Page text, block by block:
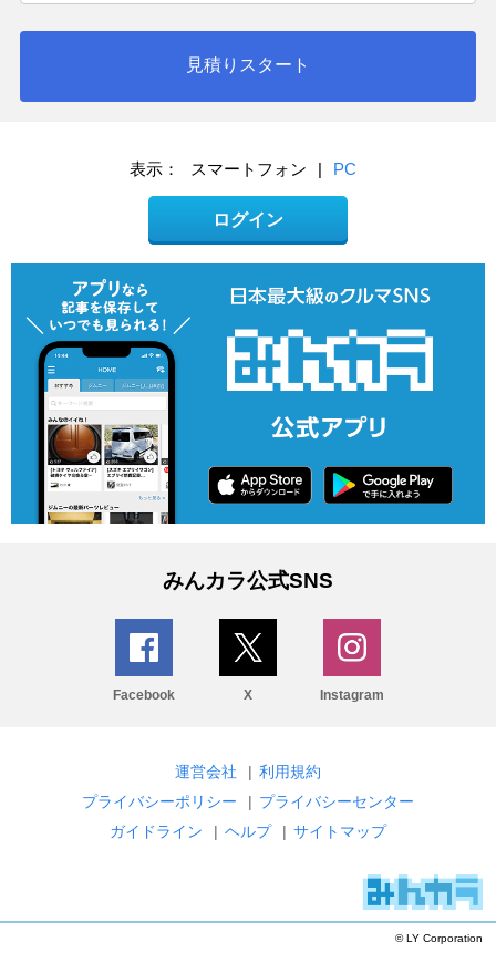
見積りスタート
表示： スマートフォン | PC
ログイン
みんカラ公式SNS
Facebook X Instagram
運営会社 | 利用規約
プライバシーポリシー
| プライバシーセンター
ガイドライン
| ヘルプ | サイトマップ
© LY Corporation